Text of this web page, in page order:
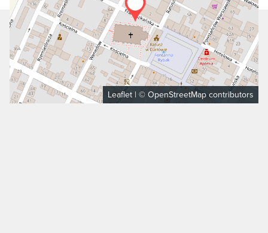
Leaflet | © OpenStreetMapcontributors